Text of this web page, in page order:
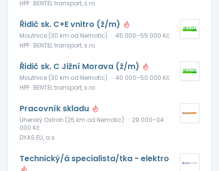
HPP · BENTEL transport, s.ro.
Řidič sk. C+E vnitro (ž/m)
Moutnice (30 km od Nemotic) · 45 000–55 000 Kč
HPP · BENTEL transport, s.ro.
Řidič sk. C Jižní Morava (ž/m)
Moutnice (30 km od Nemotic) · 40 000–50 000 Kč
HPP · BENTEL transport, s.ro.
Pracovník skladu
Uherský Ostroh (25 km od Nemotic) · 29 000–34
000 Kč
DYAS.EU, a.s.
Technický/á specialista/tka - elektro